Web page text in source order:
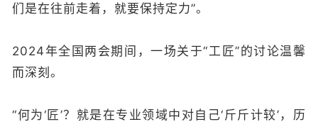
们是在往前走着，就要保持定力”。
2024年全国两会期间，一场关于“工匠”的讨论温馨
而深刻。
“何为‘匠’？就是在专业领域中对自己‘斤斤计较’，历